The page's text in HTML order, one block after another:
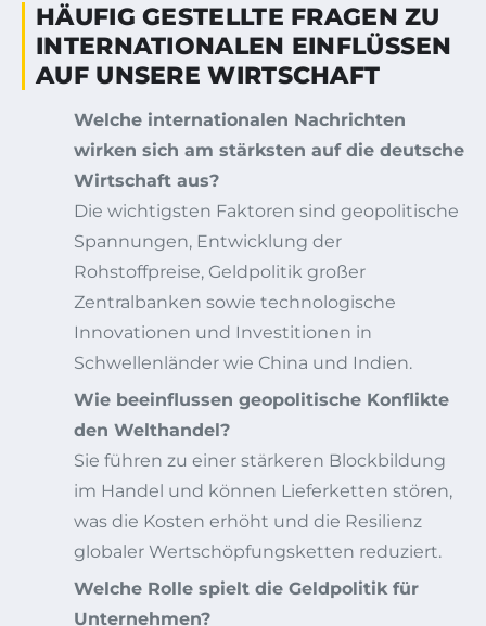
HÄUFIG GESTELLTE FRAGEN ZU
INTERNATIONALEN EINFLÜSSEN
AUF UNSERE WIRTSCHAFT
Welche internationalen Nachrichten
wirken sich am stärksten auf die deutsche
Wirtschaft aus?
Die wichtigsten Faktoren sind geopolitische
Spannungen, Entwicklung der
Rohstoffpreise, Geldpolitik großer
Zentralbanken sowie technologische
Innovationen und Investitionen in
Schwellenländer wie China und Indien.
Wie beeinflussen geopolitische Konflikte
den Welthandel?
Sie führen zu einer stärkeren Blockbildung
im Handel und können Lieferketten stören,
was die Kosten erhöht und die Resilienz
globaler Wertschöpfungsketten reduziert.
Welche Rolle spielt die Geldpolitik für
Unternehmen?